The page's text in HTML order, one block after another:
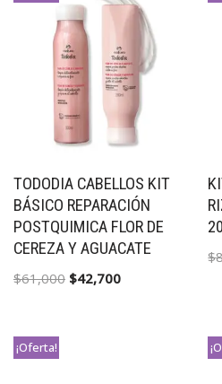
TODODIA CABELLOS KIT
BÁSICO REPARACIÓN
POSTQUIMICA FLOR DE
CEREZA Y AGUACATE
$61,000 $42,700
$
¡Oferta!